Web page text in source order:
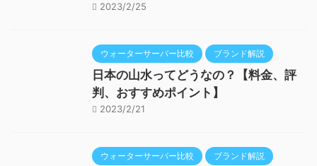
2023/2/25
ウォーターサーバー比較 ブランド解説
日本の山水ってどうなの？【料金、評
判、おすすめポイント】
2023/2/21
ウォーターサーバー比較 ブランド解説